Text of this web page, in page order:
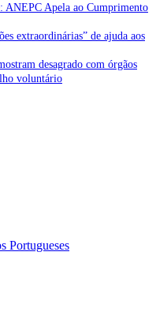
ANEPC Apela ao Cumprimento
extraordinárias” de ajuda aos
desagrado com órgãos
voluntário